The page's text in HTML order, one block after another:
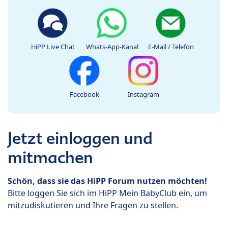
HiPP Live Chat Whats-App-Kanal E-Mail / Telefon
Facebook Instagram
Jetzt einloggen und
mitmachen
Schön, dass sie das HiPP Forum nutzen möchten!
Bitte loggen Sie sich im HiPP Mein BabyClub ein, um
mitzudiskutieren und Ihre Fragen zu stellen.